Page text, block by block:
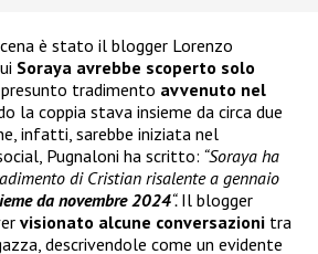
è stato il blogger Lorenzo
Soraya avrebbe scoperto solo
tradimento avvenuto nel
la coppia stava insieme da circa due
infatti, sarebbe iniziata nel
Pugnaloni ha scritto: “Soraya ha
di Cristian risalente a gennaio
da novembre 2024“. Il blogger
visionato alcune conversazioni tra
descrivendole come un evidente